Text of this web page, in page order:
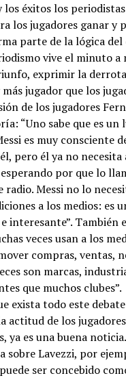
los éxitos los
los jugadores ganar y
parte de la lógica del
vive el minuto a
exprimir la
jugador que los
de los jugadores
“Uno sabe que es un
es muy consciente
pero él ya no necesita
por que lo
radio. Messi no lo
a los medios: es
interesante”. También
veces usan a los
compras, ventas,
son marcas,
que muchos clubes”.
exista todo este
actitud de los
ya es una buena
sobre Lavezzi, por
ser concebido